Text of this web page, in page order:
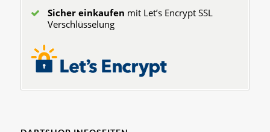
Sicher einkaufen mit Let’s Encrypt SSL
Verschlüsselung